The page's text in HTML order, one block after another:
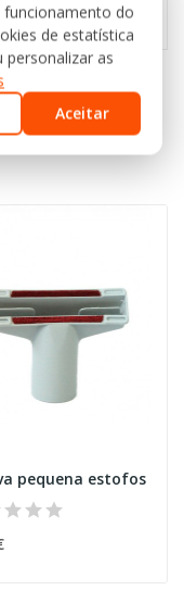
MESMA
pequena estofos
funcionamento do
de estatística
personalizar as
Aceitar